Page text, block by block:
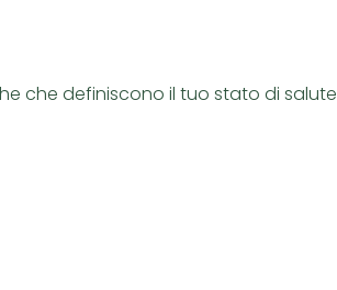
che definiscono il tuo stato di salute